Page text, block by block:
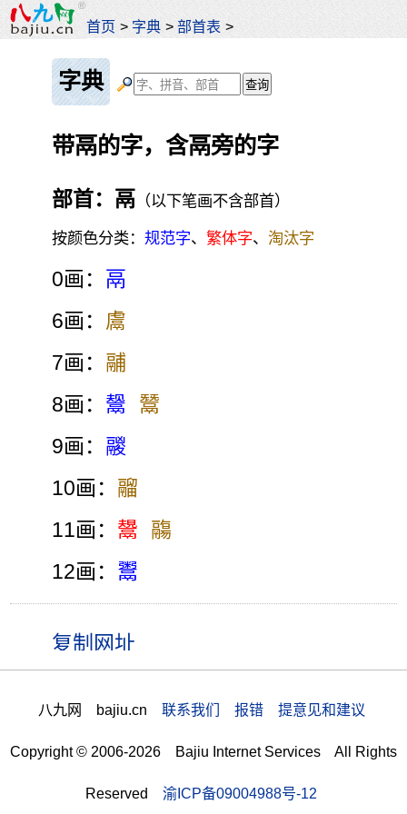
首页 > 字典 >部首表 >
字典
带鬲的字，含鬲旁的字
部首：鬲 （以下笔画不含部首）
按颜色分类：规范字、繁体字、淘汰字
0画： 鬲
6画： 鬳
7画： 鬴
8画： 鬶
鬵
9画： 鬷
10画： 鬸
11画： 鬹
鬺
12画： 鬻
八九网 bajiu.cn 联系我们 报错 提意见和建议
Copyright © 2006-2026 Bajiu Internet Services All Rights
Reserved 渝ICP备09004988号-12